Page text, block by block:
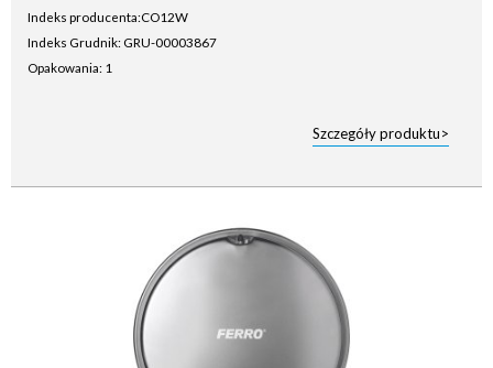
Indeks producenta:CO12W
Indeks Grudnik: GRU-00003867
Opakowania: 1
Szczegóły produktu>